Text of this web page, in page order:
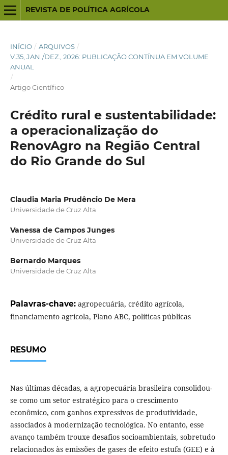
REVISTA DE POLÍTICA AGRÍCOLA
INÍCIO / ARQUIVOS /
V.35, JAN./DEZ., 2026: PUBLICAÇÃO CONTÍNUA EM VOLUME
ANUAL
/
Artigo Científico
Crédito rural e sustentabilidade:
a operacionalização do
RenovAgro na Região Central
do Rio Grande do Sul
Claudia Maria Prudêncio De Mera
Universidade de Cruz Alta
Vanessa de Campos Junges
Universidade de Cruz Alta
Bernardo Marques
Universidade de Cruz Alta
Palavras-chave: agropecuária, crédito agrícola,
financiamento agrícola, Plano ABC, políticas públicas
RESUMO
Nas últimas décadas, a agropecuária brasileira consolidou-
se como um setor estratégico para o crescimento
econômico, com ganhos expressivos de produtividade,
associados à modernização tecnológica. No entanto, esse
avanço também trouxe desafios socioambientais, sobretudo
relacionados às emissões de gases de efeito estufa (GEE) e à